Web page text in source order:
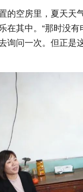
的空房里，夏天天
在其中。“那时没
询问一次。但正是